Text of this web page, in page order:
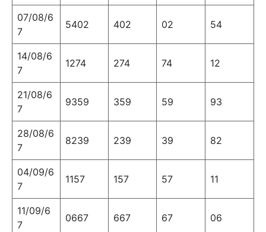
07/08/6
7
5402 402 02 54
14/08/6
7
1274 274 74 12
21/08/6
7
9359 359 59 93
28/08/6
7
8239 239 39 82
04/09/6
7
1157 157 57 11
11/09/6
7
0667 667 67 06